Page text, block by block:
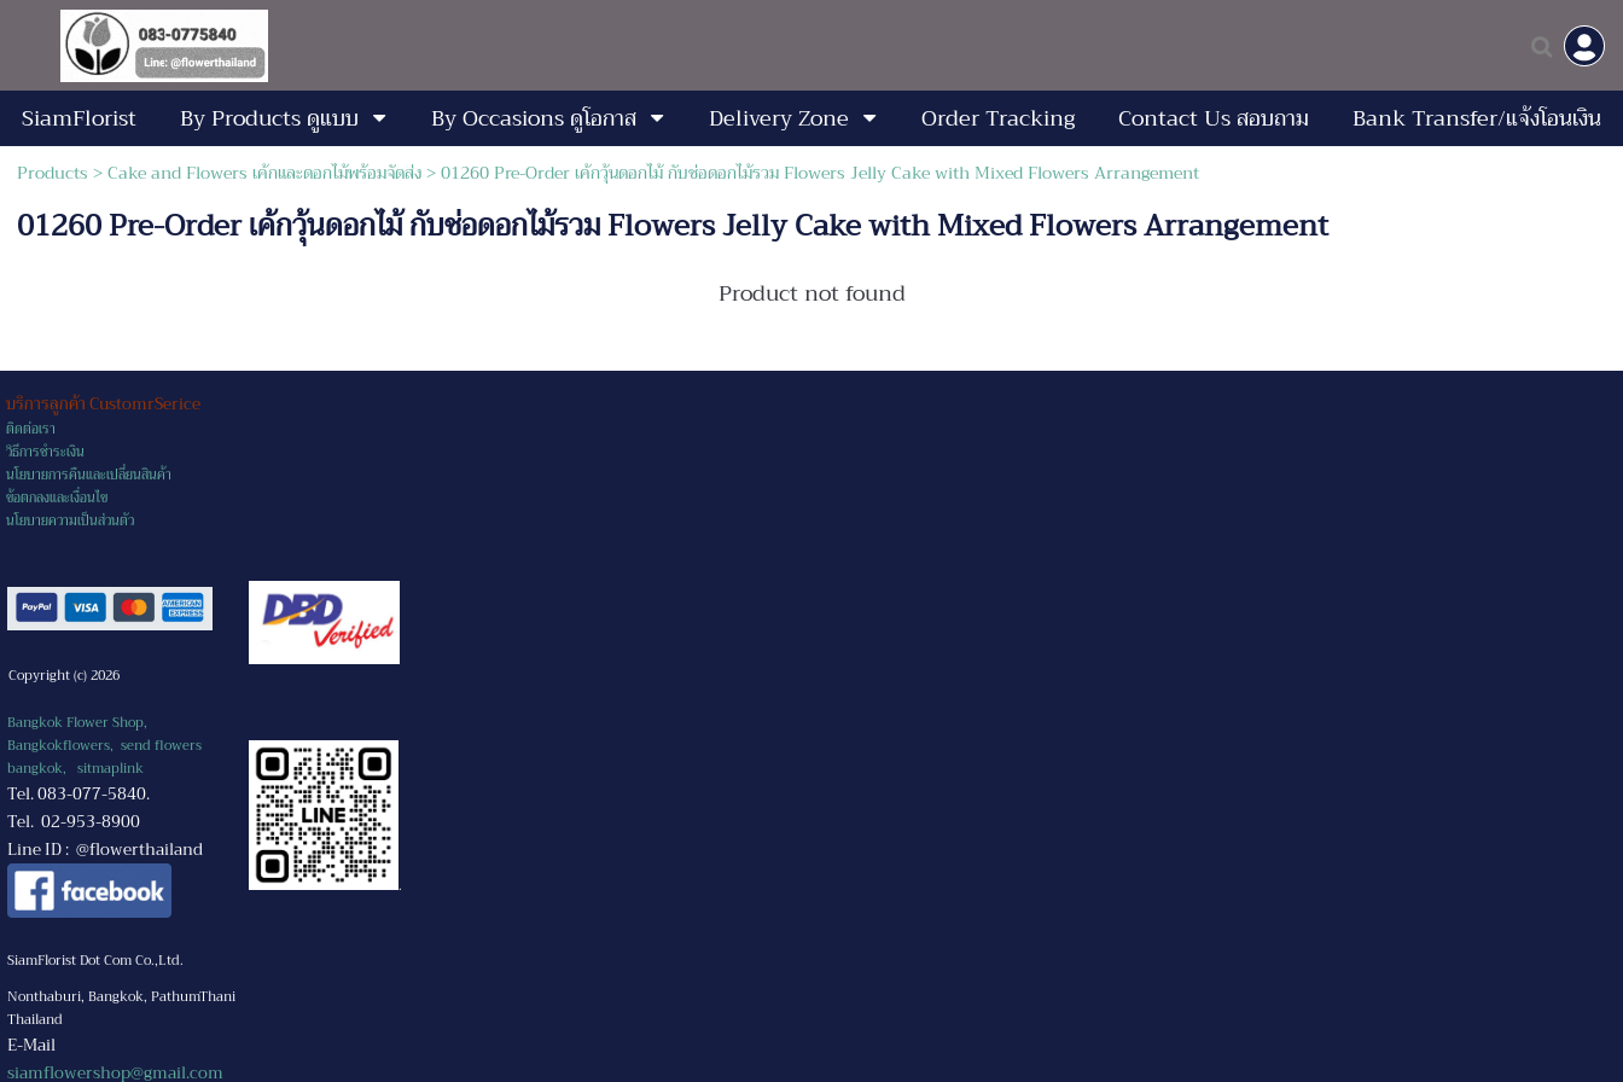
SiamFlorist By Products ดูแบบ By Occasions ดูโอกาส Delivery Zone Order Tracking Contact Us สอบถาม Bank Transfer/แจ้งโอนเงิน
Products >Cake and Flowers เค้กและดอกไม้พร้อมจัดส่ง> 01260 Pre-Order เค้กวุ้นดอกไม้ กับช่อดอกไม้รวม Flowers Jelly Cake with Mixed Flowers Arrangement
01260 Pre-Order เค้กวุ้นดอกไม้ กับช่อดอกไม้รวม Flowers Jelly Cake with Mixed Flowers Arrangement
Product not found
บริการลูกค้า CustomrSerice
ติดต่อเรา
วิธีการชำระเงิน
นโยบายการคืนและเปลี่ยนสินค้า
ข้อตกลงและเงื่อนไข
นโยบายความเป็นส่วนตัว
Copyright (c) 2026
Bangkok Flower Shop,
Bangkokflowers, send flowers
bangkok, sitmaplink
Tel. 083-077-5840.
Tel. 02-953-8900
Line ID : @flowerthailand
.
SiamFlorist Dot Com Co.,Ltd.
Nonthaburi, Bangkok, PathumThani
Thailand
E-Mail
siamflowershop@gmail.com